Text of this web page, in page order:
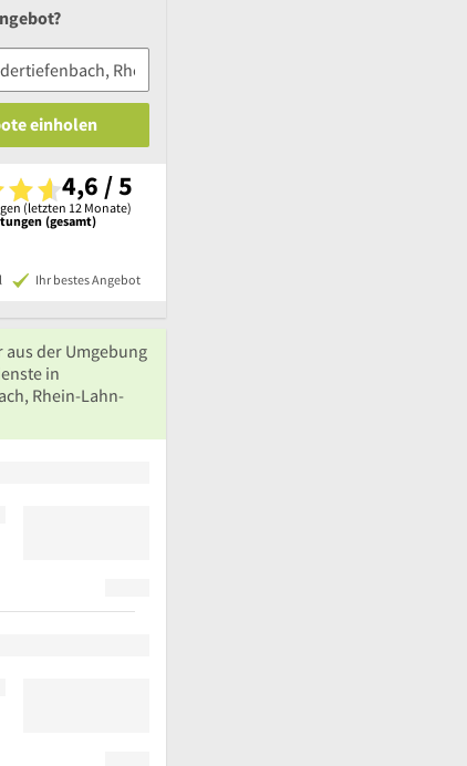
einholen
4,6 / 5
(letzten 12 Monate)
(gesamt)
Ihr bestes Angebot
aus der Umgebung
in
Rhein-Lahn-